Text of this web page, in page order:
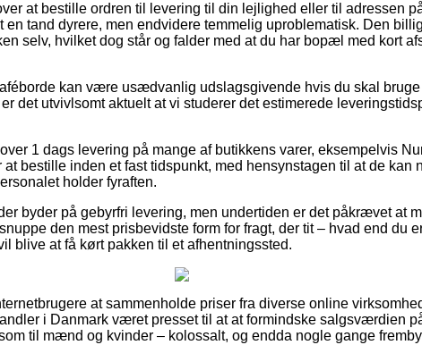
at bestille ordren til levering til din lejlighed eller til adressen
en tand dyrere, men endvidere temmelig uproblematisk. Den
selv, hvilket dog står og falder med at du har bopæl med kort
kan være usædvanlig udslagsgivende hvis du skal
det utvivlsomt aktuelt at vi studerer det estimerede
1 dags levering på mange af butikkens varer, eksempelvis
at bestille inden et fast tidspunkt, med hensynstagen til at de kan
holder fyraften.
byder på gebyrfri levering, men undertiden er det påkrævet at
den mest prisbevidste form for fragt, der tit – hvad end du
blive at få kørt pakken til et afhentningssted.
at sammenholde priser fra diverse online
i Danmark været presset til at at formindske salgsværdien
til mænd og kvinder – kolossalt, og endda nogle gange